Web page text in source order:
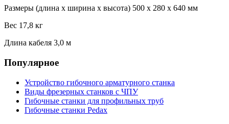
Размеры (длина х ширина х высота) 500 х 280 х 640 мм
Вес 17,8 кг
Длина кабеля 3,0 м
Популярное
Устройство гибочного арматурного станка
Виды фрезерных станков с ЧПУ
Гибочные станки для профильных труб
Гибочные станки Pedax